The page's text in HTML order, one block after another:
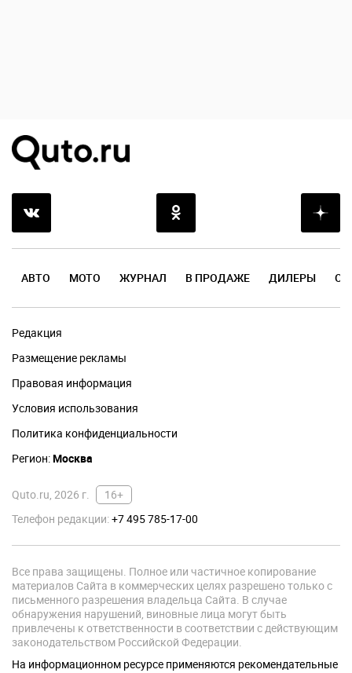
АВТО МОТО ЖУРНАЛ В ПРОДАЖЕ ДИЛЕРЫ
Редакция
Размещение рекламы
Правовая информация
Условия использования
Политика конфиденциальности
Регион:Москва
Quto.ru, 2026 г.
16+
Телефон редакции:+7 495 785-17-00
Все права защищены. Полное или частичное копирование
материалов Сайта в коммерческих целях разрешено только с
письменного разрешения владельца Сайта. В случае
обнаружения нарушений, виновные лица могут быть
привлечены к ответственности в соответствии с действующим
законодательством Российской Федерации.
На информационном ресурсе применяются рекомендательные